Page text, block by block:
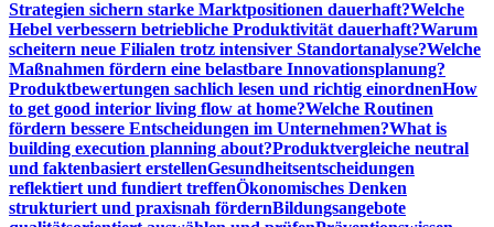
Strategien sichern starke Marktpositionen dauerhaft?Welche
Hebel verbessern betriebliche Produktivität dauerhaft?Warum
scheitern neue Filialen trotz intensiver Standortanalyse?Welche
Maßnahmen fördern eine belastbare Innovationsplanung?
Produktbewertungen sachlich lesen und richtig einordnenHow
to get good interior living flow at home?Welche Routinen
fördern bessere Entscheidungen im Unternehmen?What is
building execution planning about?Produktvergleiche neutral
und faktenbasiert erstellenGesundheitsentscheidungen
reflektiert und fundiert treffenÖkonomisches Denken
strukturiert und praxisnah fördernBildungsangebote